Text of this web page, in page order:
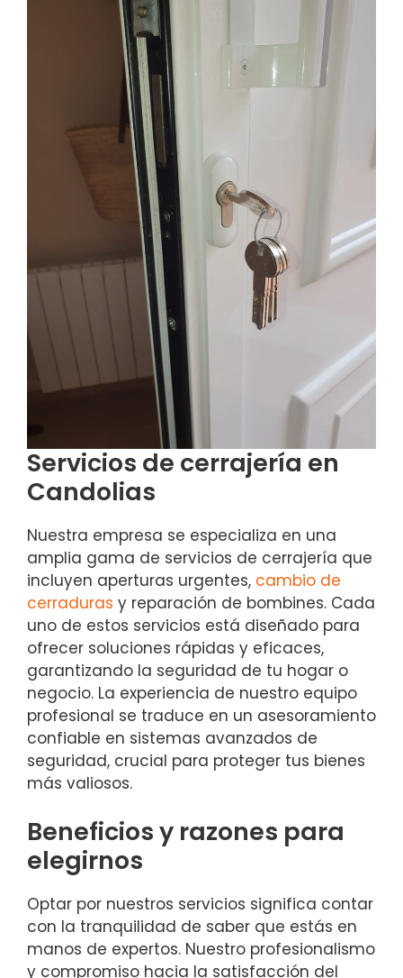
Servicios de cerrajería en
Candolias
Nuestra empresa se especializa en una
amplia gama de servicios de cerrajería que
incluyen aperturas urgentes, cambio de
cerraduras y reparación de bombines. Cada
uno de estos servicios está diseñado para
ofrecer soluciones rápidas y eficaces,
garantizando la seguridad de tu hogar o
negocio. La experiencia de nuestro equipo
profesional se traduce en un asesoramiento
confiable en sistemas avanzados de
seguridad, crucial para proteger tus bienes
más valiosos.
Beneficios y razones para
elegirnos
Optar por nuestros servicios significa contar
con la tranquilidad de saber que estás en
manos de expertos. Nuestro profesionalismo
y compromiso hacia la satisfacción del